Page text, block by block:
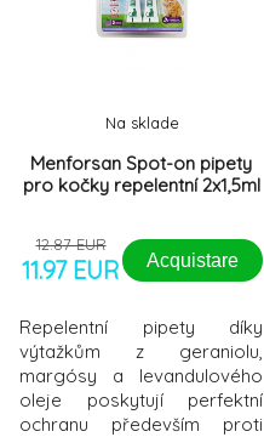
Menforsan Spot-on pipety
pro kočky repelentní 2x1,5ml
Na sklade
12.87 EUR
11.97 EUR Acquistare
Repelentní pipety díky
výtažkům z geraniolu,
margósy a levandulového
oleje poskytují perfektní
ochranu především proti